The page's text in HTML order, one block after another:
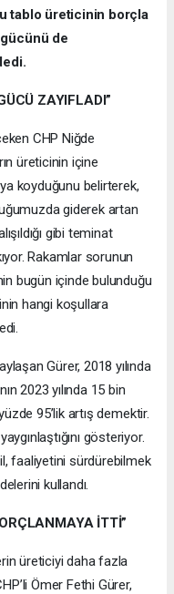
tablo üreticinin borçla
de
ZAYIFLADI”
CHP Niğde
üreticinin içine
koyduğunu belirterek,
giderek artan
gibi teminat
Rakamlar sorunun
bugün içinde bulunduğu
hangi koşullara
Gürer, 2018 yılında
2023 yılında 15 bin
95’lik artış demektir.
gösteriyor.
faaliyetini sürdürebilmek
kullandı.
İTTİ”
üreticiyi daha fazla
Ömer Fethi Gürer,